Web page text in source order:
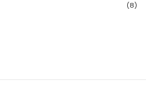
(8)